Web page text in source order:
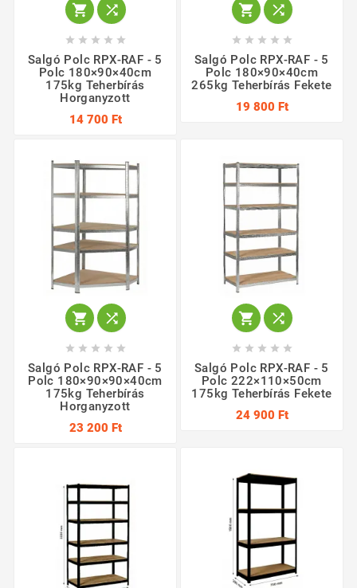
 
    
Salgó Polc RPX-RAF - 5
Polc 180×90×40cm
175kg Teherbírás
Horganyzott
14 700 Ft
 
    
Salgó Polc RPX-RAF - 5
Polc 180×90×40cm
265kg Teherbírás Fekete
19 800 Ft
 
    
Salgó Polc RPX-RAF - 5
Polc 180×90×90×40cm
175kg Teherbírás
Horganyzott
23 200 Ft
 
    
Salgó Polc RPX-RAF - 5
Polc 222×110×50cm
175kg Teherbírás Fekete
24 900 Ft